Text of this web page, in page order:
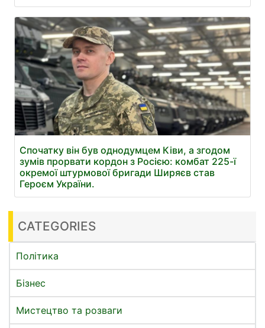
Спочатку він був однодумцем Ківи, а згодом
зумів прорвати кордон з Росією: комбат 225-ї
окремої штурмової бригади Ширяєв став
Героєм України.
CATEGORIES
Політика
Бізнес
Мистецтво та розваги